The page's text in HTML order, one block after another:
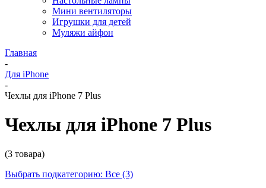
Мини вентиляторы
Игрушки для детей
Муляжи айфон
Главная
-
Для iPhone
-
Чехлы для iPhone 7 Plus
Чехлы для iPhone 7 Plus
(3 товара)
Выбрать подкатегорию: Все (3)